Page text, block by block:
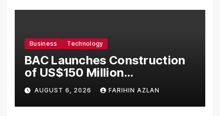
Business Technology
BAC Launches Construction
of US$150 Million
Manufacturing Facility in
Malaysia
AUGUST 6, 2026 FARIHIN AZLAN